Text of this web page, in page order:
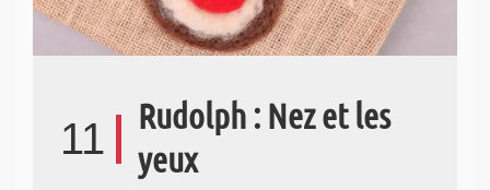
11
Rudolph : Nez et les
yeux